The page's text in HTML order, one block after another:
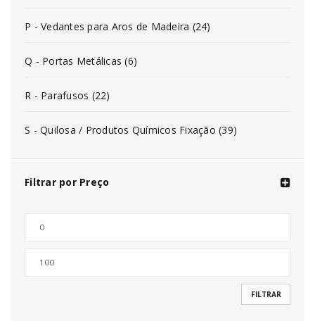
P - Vedantes para Aros de Madeira (24)
Q - Portas Metálicas (6)
R - Parafusos (22)
S - Quilosa / Produtos Químicos Fixação (39)
Filtrar por Preço
FILTRAR